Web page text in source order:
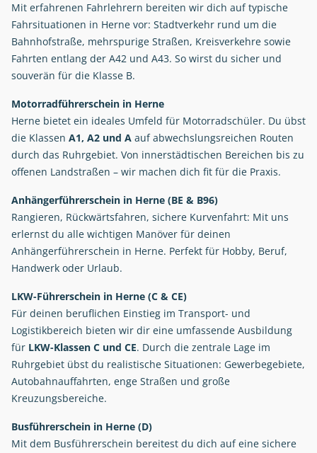
Mit erfahrenen Fahrlehrern bereiten wir dich auf typische
Fahrsituationen in Herne vor: Stadtverkehr rund um die
Bahnhofstraße, mehrspurige Straßen, Kreisverkehre sowie
Fahrten entlang der A42 und A43. So wirst du sicher und
souverän für die Klasse B.
Motorradführerschein in Herne
Herne bietet ein ideales Umfeld für Motorradschüler. Du übst
die Klassen A1, A2 und A auf abwechslungsreichen Routen
durch das Ruhrgebiet. Von innerstädtischen Bereichen bis zu
offenen Landstraßen – wir machen dich fit für die Praxis.
Anhängerführerschein in Herne (BE & B96)
Rangieren, Rückwärtsfahren, sichere Kurvenfahrt: Mit uns
erlernst du alle wichtigen Manöver für deinen
Anhängerführerschein in Herne. Perfekt für Hobby, Beruf,
Handwerk oder Urlaub.
LKW-Führerschein in Herne (C & CE)
Für deinen beruflichen Einstieg im Transport- und
Logistikbereich bieten wir dir eine umfassende Ausbildung
für LKW-Klassen C und CE. Durch die zentrale Lage im
Ruhrgebiet übst du realistische Situationen: Gewerbegebiete,
Autobahnauffahrten, enge Straßen und große
Kreuzungsbereiche.
Busführerschein in Herne (D)
Mit dem Busführerschein bereitest du dich auf eine sichere